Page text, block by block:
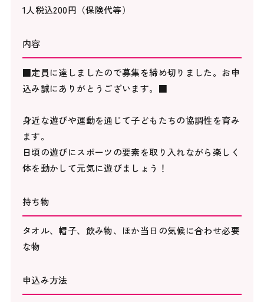
1人税込200円（保険代等）
内容
■定員に達しましたので募集を締め切りました。お申
込み誠にありがとうございます。■
身近な遊びや運動を通じて子どもたちの協調性を育み
ます。
日頃の遊びにスポーツの要素を取り入れながら楽しく
体を動かして元気に遊びましょう！
持ち物
タオル、帽子、飲み物、ほか当日の気候に合わせ必要
な物
申込み方法